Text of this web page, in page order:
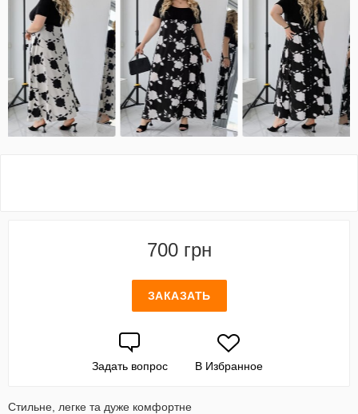
700 грн
ЗАКАЗАТЬ
Задать вопрос В Избранное
Стильне, легке та дуже комфортне